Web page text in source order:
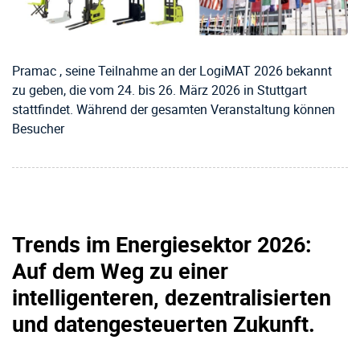
Pramac , seine Teilnahme an der LogiMAT 2026 bekannt
zu geben, die vom 24. bis 26. März 2026 in Stuttgart
stattfindet. Während der gesamten Veranstaltung können
Besucher
Trends im Energiesektor 2026:
Auf dem Weg zu einer
intelligenteren, dezentralisierten
und datengesteuerten Zukunft.